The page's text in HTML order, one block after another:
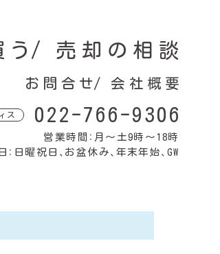
う 売却の相談
お問合せ 会社概要
ス 022-766-9306
営業時間：月〜土9時〜18時
：日曜祝日、お盆休み、年末年始、GW